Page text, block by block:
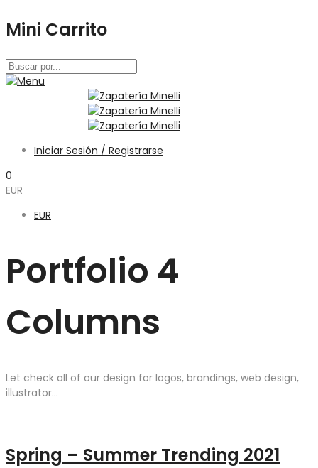
Mini Carrito
Iniciar Sesión / Registrarse
0
EUR
EUR
Portfolio 4
Columns
Let check all of our design for logos, brandings, web design,
illustrator...
Spring – Summer Trending 2021